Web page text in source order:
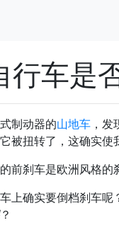
行车是
制动器的山地车 ，
被扭转了，这确实使
前刹车是欧洲风格的
上确实要倒档刹车
？